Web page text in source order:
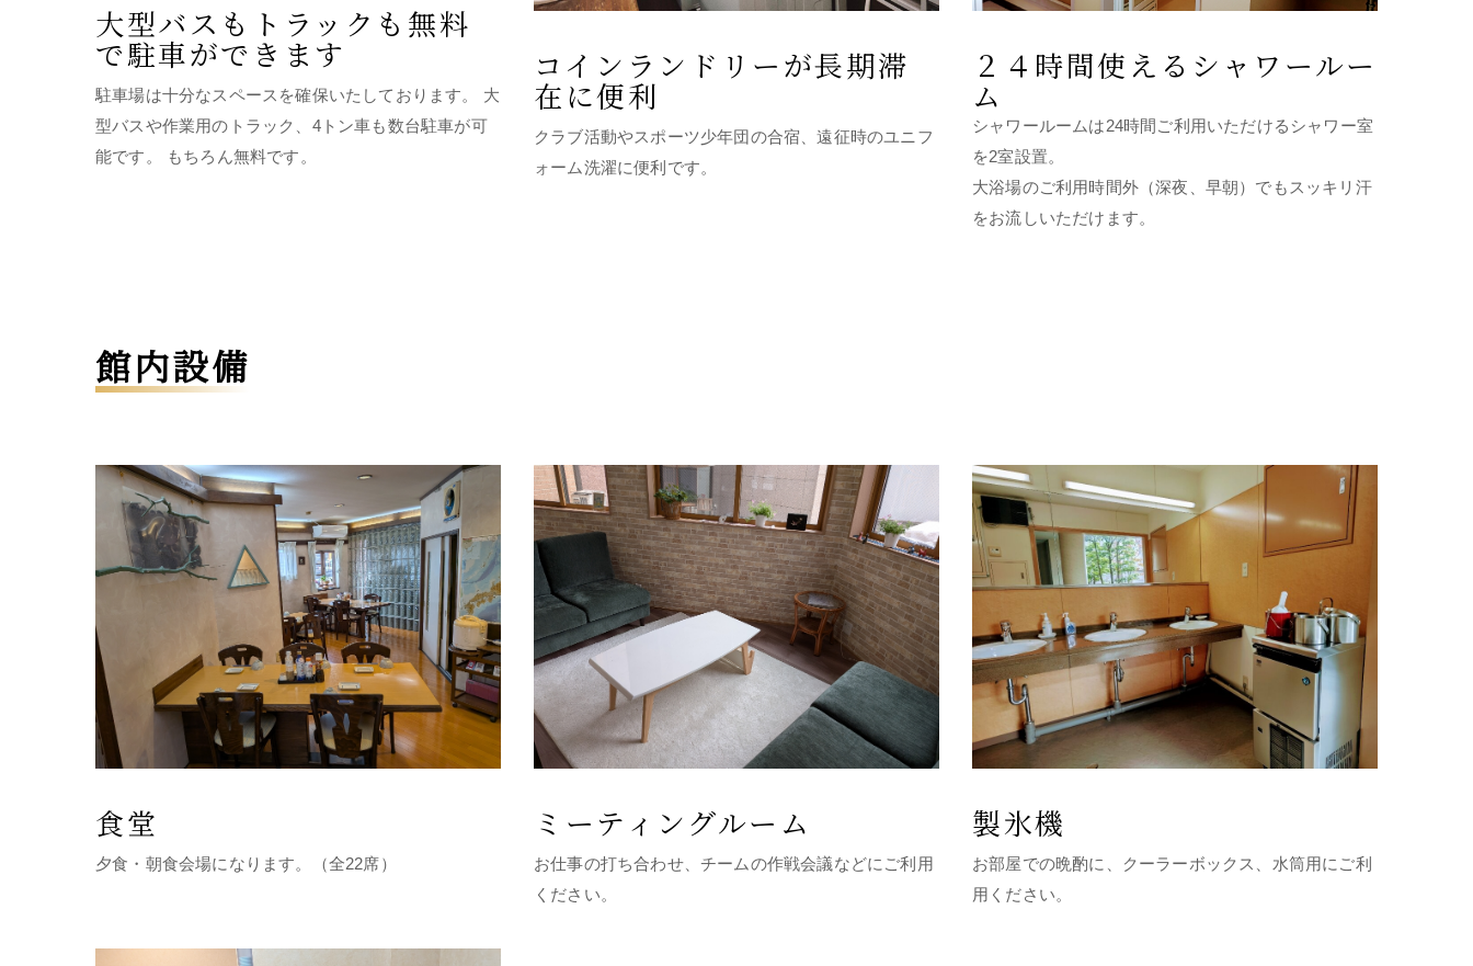
大型バスもトラックも無料
で駐車ができます
駐車場は十分なスペースを確保いたしております。 大
型バスや作業用のトラック、4トン車も数台駐車が可
能です。 もちろん無料です。
コインランドリーが長期滞
在に便利
クラブ活動やスポーツ少年団の合宿、遠征時のユニフ
ォーム洗濯に便利です。
２４時間使えるシャワールー
ム
シャワールームは24時間ご利用いただけるシャワー室
を2室設置。
大浴場のご利用時間外（深夜、早朝）でもスッキリ汗
をお流しいただけます。
館内設備
食堂
夕食・朝食会場になります。（全22席）
ミーティングルーム
お仕事の打ち合わせ、チームの作戦会議などにご利用
ください。
製氷機
お部屋での晩酌に、クーラーボックス、水筒用にご利
用ください。